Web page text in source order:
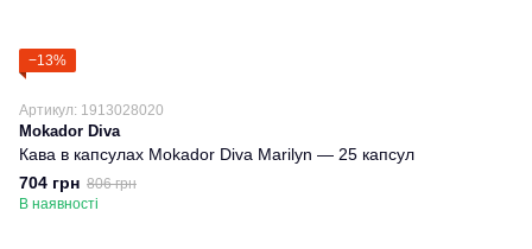
−13%
Артикул: 1913028020
Mokador Diva
Кава в капсулах Mokador Diva Marilyn — 25 капсул
704 грн 806 грн
В наявності